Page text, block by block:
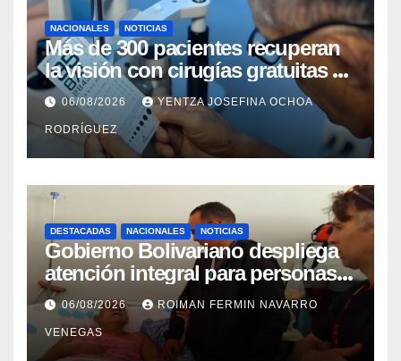
NACIONALES NOTICIAS
Más de 300 pacientes recuperan
la visión con cirugías gratuitas de
cataratas en Zulia
06/08/2026 YENTZA JOSEFINA OCHOA
RODRÍGUEZ
DESTACADAS NACIONALES NOTICIAS
Gobierno Bolivariano despliega
atención integral para personas
con discapacidad en
campamentos de La Guaira
06/08/2026 ROIMAN FERMIN NAVARRO
VENEGAS